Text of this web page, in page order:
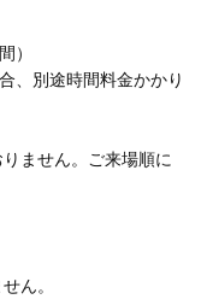
）
、別途時間料金かかり
ません。ご来場順に
ん。